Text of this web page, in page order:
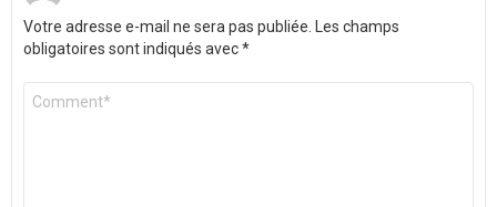
Votre adresse e-mail ne sera pas publiée. Les champs
obligatoires sont indiqués avec*
Commentaire